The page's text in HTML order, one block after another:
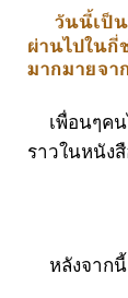
วันนี้เป็
ผ่านไปในกี่
มากมายจา
เพื่อนๆคน
ราวในหนัง
หลังจากนี้